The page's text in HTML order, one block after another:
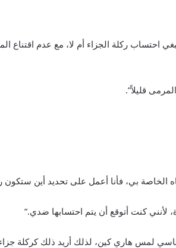
احتساب ركلة الجزاء أم لا، مع عدم اقتناع
قليلاً”.
بي، فأنا أعمل على تحديد أين ستكون
كنت أتوقع أن يتم احتسابها ضدي.”
لمس هاري كين، لذلك أريد ذلك كركلة